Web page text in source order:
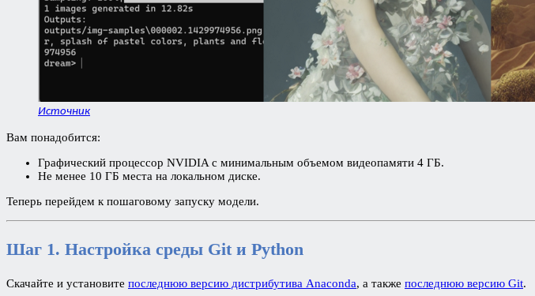
Источник
Вам понадобится:
Графический процессор NVIDIA с минимальным объемом видеопамяти 4 ГБ.
Не менее 10 ГБ места на локальном диске.
Теперь перейдем к пошаговому запуску модели.
Шаг 1. Настройка среды Git и Python
Скачайте и установите последнюю версию дистрибутива Anaconda, а также последнюю версию Git.